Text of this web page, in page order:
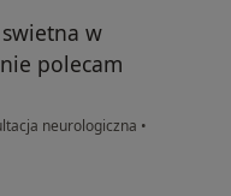
w
polecam
neurologiczna •